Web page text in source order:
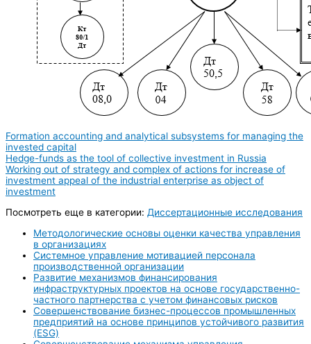
Formation accounting and analytical subsystems for managing the
invested capital
Hedge-funds as the tool of collective investment in Russia
Working out of strategy and complex of actions for increase of
investment appeal of the industrial enterprise as object of
investment
Посмотреть еще в категории: Диссертационные исследования
Методологические основы оценки качества управления
в организациях
Системное управление мотивацией персонала
производственной организации
Развитие механизмов финансирования
инфраструктурных проектов на основе государственно-
частного партнерства с учетом финансовых рисков
Совершенствование бизнес-процессов промышленных
предприятий на основе принципов устойчивого развития
(ESG)